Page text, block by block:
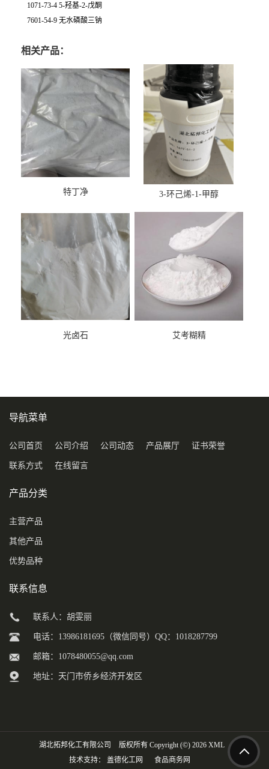
1071-73-4 5-羟基-2-戊酮
7601-54-9 无水磷酸三钠
相关产品：
特丁净 3-环己烯-1-甲醇
光卤石 艾考糊精
导航菜单
公司首页 公司介绍 公司动态 产品展厅 证书荣誉
联系方式 在线留言
产品分类
主营产品
其他产品
优势品种
联系信息
联系人：胡雯丽
电话：13986181695（微信同号）QQ：1018287799
邮箱： 1078480055@qq.com
地址：天门市侨乡经济开发区
湖北拓邦化工有限公司 版权所有 Copyright (©) 2026 XML
技术支持： 盖德化工网 食品商务网